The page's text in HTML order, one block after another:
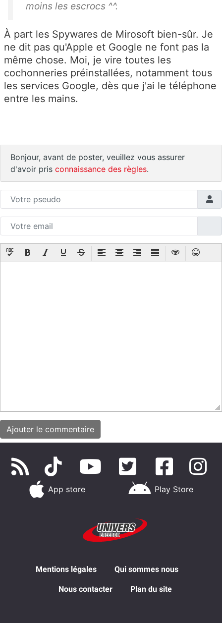
moins les escrocs ^^.
À part les Spywares de Mirosoft bien-sûr. Je
ne dit pas qu'Apple et Google ne font pas la
même chose. Moi, je vire toutes les
cochonneries préinstallées, notamment tous
les services Google, dès que j'ai le téléphone
entre les mains.
Bonjour, avant de poster, veuillez vous assurer
d'avoir pris connaissance des règles.
App store Play Store
Mentions légales Qui sommes nous
Nous contacter Plan du site